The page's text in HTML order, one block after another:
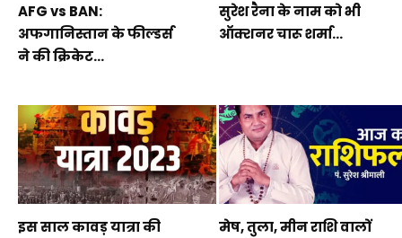
AFG vs BAN:
अफगानिस्तान के फील्डर्स
ने की क्रिकेट...
सुरेश रैना के नाम को भी
ऑक्शनर चारू शर्मा...
इस साल कावड़ यात्रा की
मेष, तुला, मीन राशि वालों